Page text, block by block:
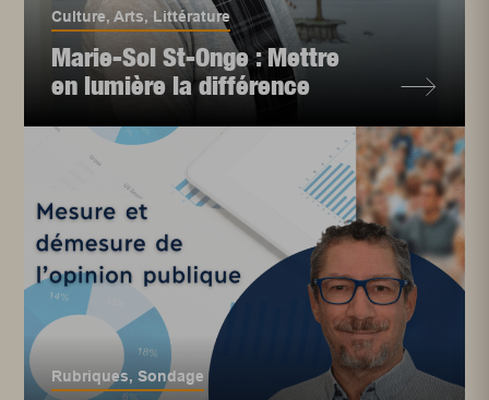
Culture,Arts, Littérature
Marie-Sol St-Onge : Mettre
en lumière la différence
Rubriques,Sondage